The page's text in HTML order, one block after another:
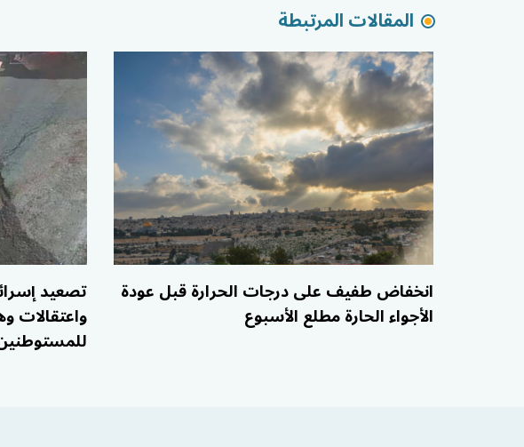
المقالات المرتبطة
انخفاض طفيف على درجات الحرارة قبل عودة
الأجواء الحارة مطلع الأسبوع
تصعيد
واعتقالات